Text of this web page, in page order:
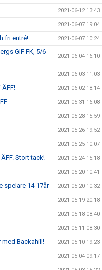
2021-06-12 13:43
2021-06-07 19:04
fri entré! 2021-06-07 10:24
GIF FK, 5/6
2021-06-04 16:10
2021-06-03 11:03
ÄFF! 2021-06-02 18:14
2021-05-31 16:08
2021-05-28 15:59
2021-05-26 19:52
2021-05-25 10:07
Stort tack! 2021-05-24 15:18
2021-05-20 10:41
spelare 14-17år 2021-05-20 10:32
2021-05-19 20:18
2021-05-18 08:40
2021-05-11 08:30
med Backahill! 2021-05-10 19:23
2021-05-04 09:17